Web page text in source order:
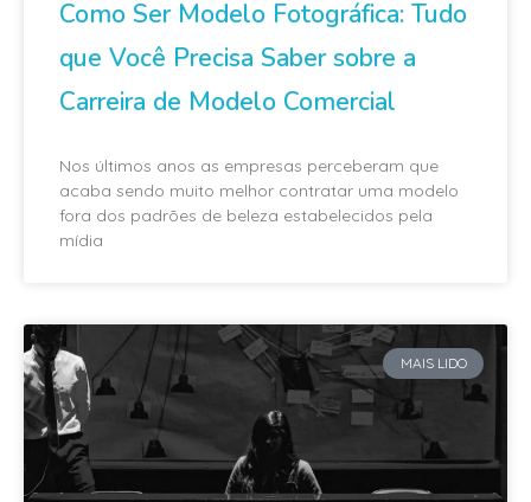
Como Ser Modelo Fotográfica: Tudo
que Você Precisa Saber sobre a
Carreira de Modelo Comercial
Nos últimos anos as empresas perceberam que
acaba sendo muito melhor contratar uma modelo
fora dos padrões de beleza estabelecidos pela
mídia
MAIS LIDO